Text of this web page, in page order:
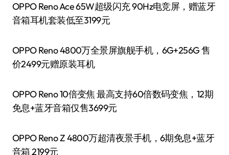
OPPO Reno Ace 65W超级闪充 90Hz电竞屏，赠蓝牙
音箱耳机套装低至3199元
OPPO Reno 4800万全景屏旗舰手机，6G+256G 售
价2499元赠原装耳机
OPPO Reno 10倍变焦 最高支持60倍数码变焦，12期
免息+蓝牙音箱仅售3699元
OPPO Reno Z 4800万超清夜景手机，6期免息+蓝牙
音箱 2199元